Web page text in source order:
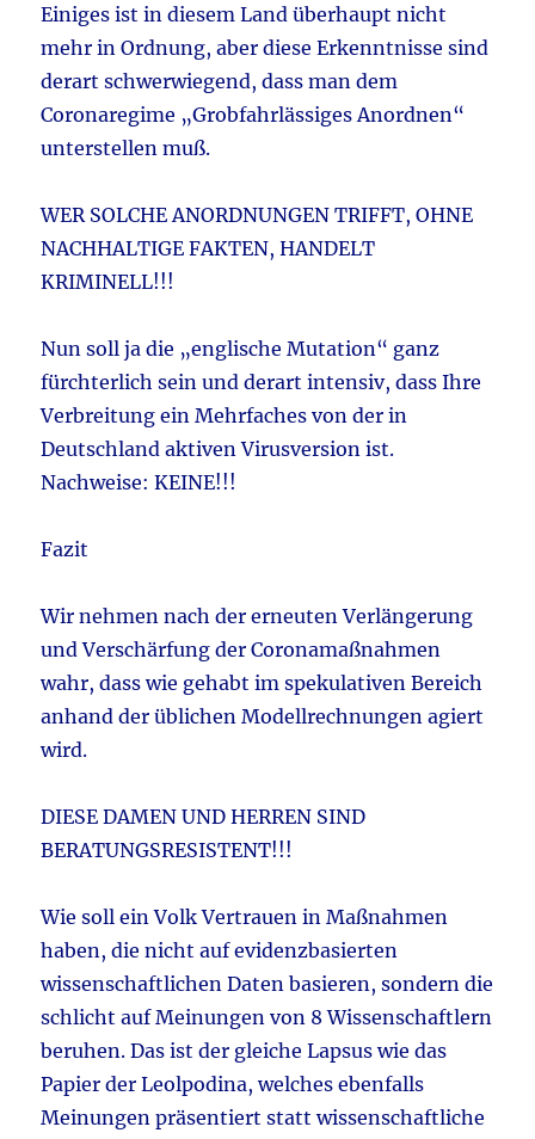
Einiges ist in diesem Land überhaupt nicht
mehr in Ordnung, aber diese Erkenntnisse sind
derart schwerwiegend, dass man dem
Coronaregime „Grobfahrlässiges Anordnen“
unterstellen muß.
WER SOLCHE ANORDNUNGEN TRIFFT, OHNE
NACHHALTIGE FAKTEN, HANDELT
KRIMINELL!!!
Nun soll ja die „englische Mutation“ ganz
fürchterlich sein und derart intensiv, dass Ihre
Verbreitung ein Mehrfaches von der in
Deutschland aktiven Virusversion ist.
Nachweise: KEINE!!!
Fazit
Wir nehmen nach der erneuten Verlängerung
und Verschärfung der Coronamaßnahmen
wahr, dass wie gehabt im spekulativen Bereich
anhand der üblichen Modellrechnungen agiert
wird.
DIESE DAMEN UND HERREN SIND
BERATUNGSRESISTENT!!!
Wie soll ein Volk Vertrauen in Maßnahmen
haben, die nicht auf evidenzbasierten
wissenschaftlichen Daten basieren, sondern die
schlicht auf Meinungen von 8 Wissenschaftlern
beruhen. Das ist der gleiche Lapsus wie das
Papier der Leolpodina, welches ebenfalls
Meinungen präsentiert statt wissenschaftliche